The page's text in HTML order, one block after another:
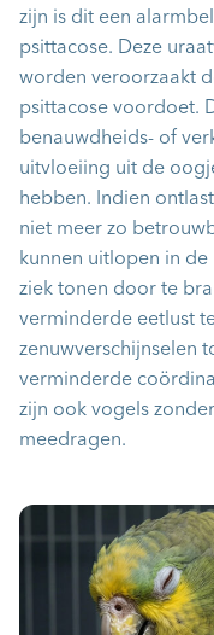
zijn is dit een
psittacose. Deze
worden veroorzaakt
psittacose voordoet.
benauwdheids- of
uitvloeiing uit de
hebben. Indien
niet meer zo
kunnen uitlopen in de
ziek tonen door te
verminderde eetlust
zenuwverschijnselen
verminderde
zijn ook vogels
meedragen.